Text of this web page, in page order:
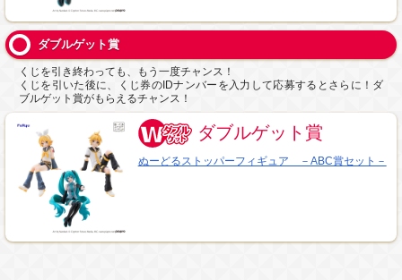
ダブルゲット賞
くじを引き終わっても、もう一度チャンス！
くじを引いた後に、くじ券のIDナンバーを入力して応募するとさらに！ダ
ブルゲット賞がもらえるチャンス！
ダブルゲット賞
ぬーどるストッパーフィギュア －ABC賞セット－